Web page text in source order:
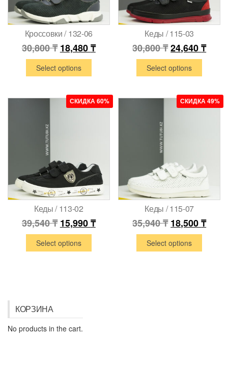
Кроссовки / 132-06
30,800₸ 18,480₸
Select options
Кеды / 115-03
30,800₸24,640₸
Select options
СКИДКА 60%
Кеды / 113-02
39,540₸ 15,990₸
Select options
СКИДКА 49%
Кеды / 115-07
35,940₸ 18,500₸
Select options
КОРЗИНА
No products in the cart.